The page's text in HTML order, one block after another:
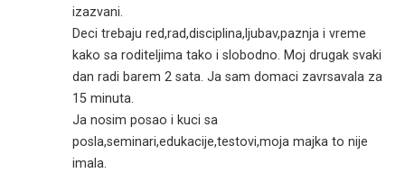
izazvani.
Deci trebaju red,rad,disciplina,ljubav,paznja i vreme
kako sa roditeljima tako i slobodno. Moj drugak svaki
dan radi barem 2 sata. Ja sam domaci zavrsavala za
15 minuta.
Ja nosim posao i kuci sa
posla,seminari,edukacije,testovi,moja majka to nije
imala.